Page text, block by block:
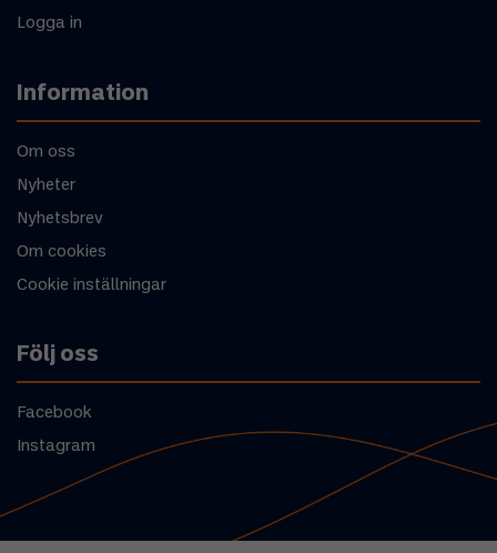
Logga in
Information
Om oss
Nyheter
Nyhetsbrev
Om cookies
Cookie inställningar
Följ oss
Facebook
Instagram